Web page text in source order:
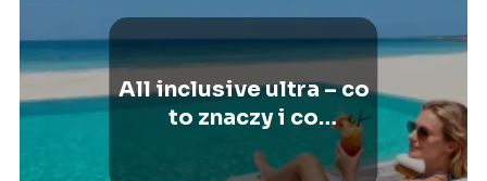
All inclusive ultra – co
to znaczy i co
obejmuje?